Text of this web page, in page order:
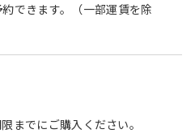
できます。（一部運賃を除
までにご購入ください。